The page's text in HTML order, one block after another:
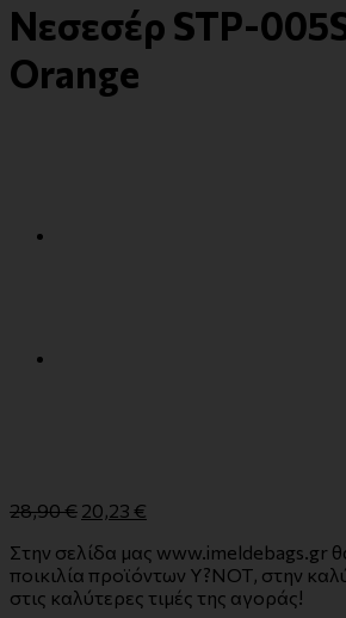
Νεσεσέρ STP-
Orange
28,90€ 20,23 €
Στην σελίδα μας www.imeldebags.gr
ποικιλία προϊόντων Υ?ΝΟΤ, στην
στις καλύτερες τιμές της αγοράς!